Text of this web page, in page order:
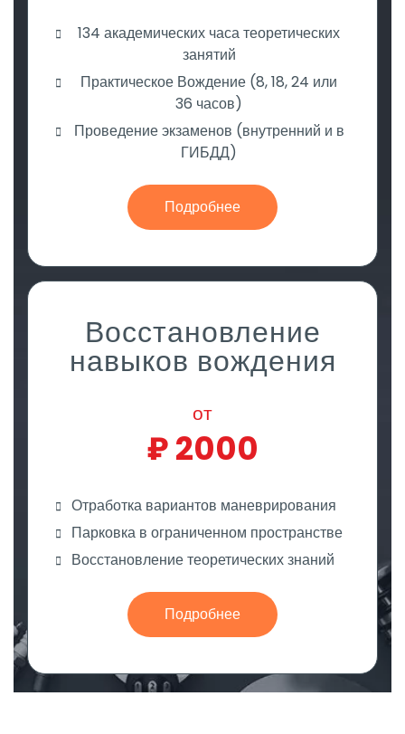
134 академических часа теоретических
занятий
Практическое Вождение (8, 18, 24 или
36 часов)
Проведение экзаменов (внутренний и в
ГИБДД)
Подробнее
Восстановление
навыков вождения
от
₽2000
Отработка вариантов маневрирования
Парковка в ограниченном пространстве
Восстановление теоретических знаний
Подробнее